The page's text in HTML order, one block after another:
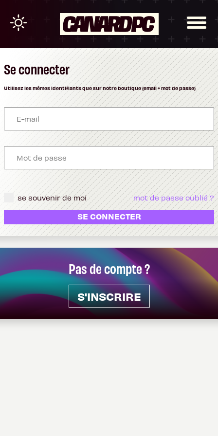
Pas de compte ?
S'INSCRIRE
Se connecter
Utilisez les mêmes identifiants que sur notre boutique (email + mot de passe)
se souvenir de moi mot de passe oublié ?
SE CONNECTER